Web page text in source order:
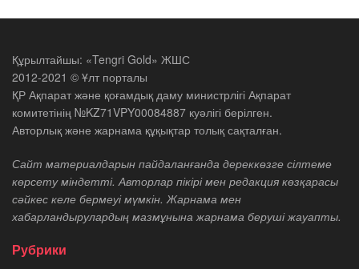
Құрылтайшы: «Tengri Gold» ЖШС
2012-2021 © Ұлт порталы
ҚР Ақпарат және қоғамдық даму министрлігі Ақпарат
комитетінің №KZ71VPY00084887 куәлігі берілген.
Авторлық және жарнама құқықтар толық сақталған.
Сайт материалдарын пайдаланғанда дереккөзге сілтеме
көрсету міндетті. Авторлар пікірі мен редакция көзқарасы
сәйкес келе бермеуі мүмкін. Жарнама мен
хабарландырулардың мазмұнына жарнама беруші жауапты.
Рубрики